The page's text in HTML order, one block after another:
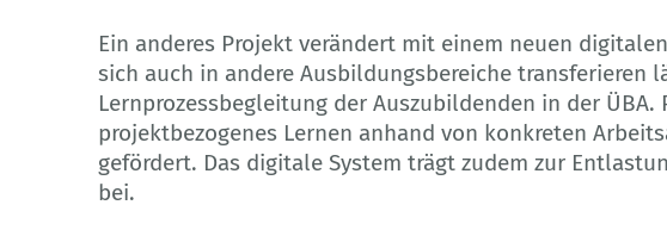
Ein anderes Projekt verändert mit einem neuen
sich auch in andere Ausbildungsbereiche transferieren
Lernprozessbegleitung der Auszubildenden in der ÜBA.
projektbezogenes Lernen anhand von konkreten
gefördert. Das digitale System trägt zudem zur
bei.